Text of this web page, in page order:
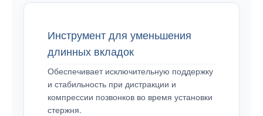
Инструмент для уменьшения
длинных вкладок
Обеспечивает исключительную поддержку
и стабильность при дистракции и
компрессии позвонков во время установки
стержня.